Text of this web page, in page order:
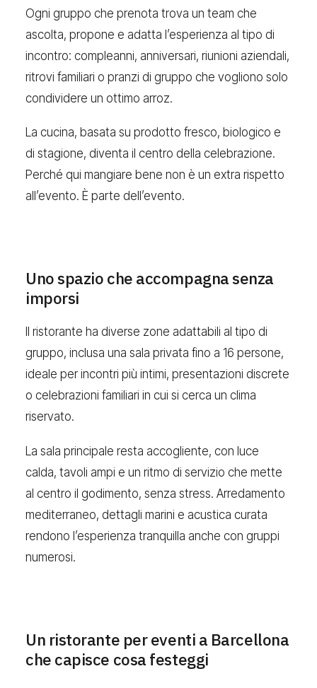
Ogni gruppo che prenota trova un team che
ascolta, propone e adatta l’esperienza al tipo di
incontro: compleanni, anniversari, riunioni aziendali,
ritrovi familiari o pranzi di gruppo che vogliono solo
condividere un ottimo arroz.
La cucina, basata su prodotto fresco, biologico e
di stagione, diventa il centro della celebrazione.
Perché qui mangiare bene non è un extra rispetto
all’evento. È parte dell’evento.
Uno spazio che accompagna senza
imporsi
Il ristorante ha diverse zone adattabili al tipo di
gruppo, inclusa una sala privata fino a 16 persone,
ideale per incontri più intimi, presentazioni discrete
o celebrazioni familiari in cui si cerca un clima
riservato.
La sala principale resta accogliente, con luce
calda, tavoli ampi e un ritmo di servizio che mette
al centro il godimento, senza stress. Arredamento
mediterraneo, dettagli marini e acustica curata
rendono l’esperienza tranquilla anche con gruppi
numerosi.
Un ristorante per eventi a Barcellona
che capisce cosa festeggi